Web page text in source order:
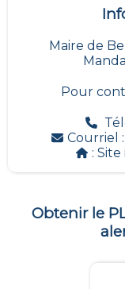
Maire de
Pour
Courriel :
:
Obtenir le